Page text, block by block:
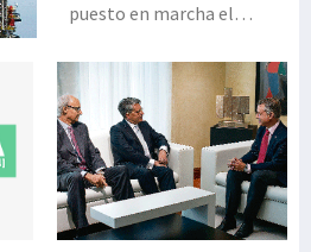
puesto en marcha el
el megacampo Perla,
situado en aguas del Golfo
de Venezuela, a 50
kilómetros de la costa
continental.Repsol ha
puesto en marcha el
primer pozo productor del